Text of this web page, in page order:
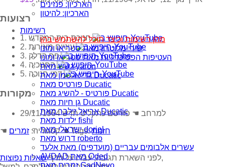
הארכיון: פנזינים
הארכיון: להיטון
רשימות
מהן רשימות וכיצד תוכל להשתמש בהן
שירי מלוטרון מאת סטריאו ומונו
העטיפות הפסיכדליות מאת סטריאו ומונו
גשש מאת yaron
גדי אלטמן מאת Ducatic
פורטיס מאת Ducatic
פורטיס - להשיג מאת Ducatic
גן חיות מאת Ducatic
אריאל זילבר מאת Ducatic
ילדות מאת fishi
ישראלי מאת doriel
דרוש מאת roberto
עשרים אלבומים עבריים (מועדפים) מאת אלעד
AVDAD מאת Oded
זמרים מאת GadNevo
רצועות
1. חנוכת בית המקדש
2. עיניים מאירות
3. פח הדלק
4. החנוכיה
5. דמי חנוכה
מקורות
29/11/1964 למרחב ☚ פורסם כתקליט חדש
☚ קטגוריה: זמרים ☚ Tags:חזנות
לפני השארת תגובה, עברו על הדףשאלות נפוצות
,